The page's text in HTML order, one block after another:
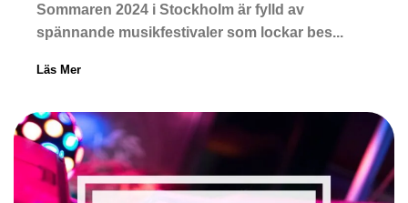
Sommaren 2024 i Stockholm är fylld av
spännande musikfestivaler som lockar bes...
Läs Mer